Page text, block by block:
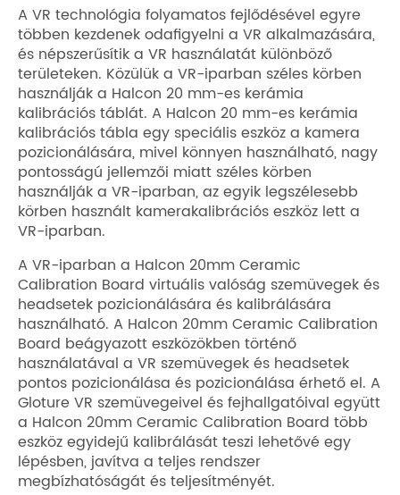
A VR technológia folyamatos fejlődésével egyre
többen kezdenek odafigyelni a VR alkalmazására,
és népszerűsítik a VR használatát különböző
területeken. Közülük a VR-iparban széles körben
használják a Halcon 20 mm-es kerámia
kalibrációs táblát. A Halcon 20 mm-es kerámia
kalibrációs tábla egy speciális eszköz a kamera
pozicionálására, mivel könnyen használható, nagy
pontosságú jellemzői miatt széles körben
használják a VR-iparban, az egyik legszélesebb
körben használt kamerakalibrációs eszköz lett a
VR-iparban.
A VR-iparban a Halcon 20mm Ceramic
Calibration Board virtuális valóság szemüvegek és
headsetek pozicionálására és kalibrálására
használható. A Halcon 20mm Ceramic Calibration
Board beágyazott eszközökben történő
használatával a VR szemüvegek és headsetek
pontos pozicionálása és pozicionálása érhető el. A
Gloture VR szemüvegeivel és fejhallgatóival együtt
a Halcon 20mm Ceramic Calibration Board több
eszköz egyidejű kalibrálását teszi lehetővé egy
lépésben, javítva a teljes rendszer
megbízhatóságát és teljesítményét.